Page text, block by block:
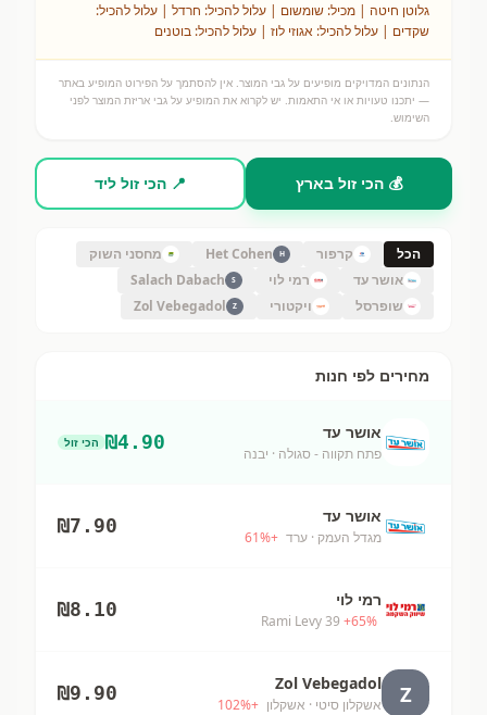
גלוטן חיטה | מכיל: שומשום | עלול להכיל: חרדל | עלול להכיל:
שקדים | עלול להכיל: אגוזי לוז | עלול להכיל: בוטנים
הנתונים המדויקים מופיעים על גבי המוצר. אין להסתמך על הפירוט המופיע באתר
— יתכנו טעויות או אי התאמות. יש לקרוא את המופיע על גבי אריזת המוצר לפני
השימוש.
💰 הכי זול בארץ 📍 הכי זול ליד
הכל קרפור H
Het Cohen
מחסני השוק
אושר עד
רמי לוי S
Salach Dabach
שופרסל
ויקטורי Z
Zol Vebegadol
מחירים לפי חנות
אושר עד
פתח תקווה - סגולה · יבנה
₪4.90 הכי זול
אושר עד
מגדל העמק · ערד +
61%
₪7.90
רמי לוי
Rami Levy 39 +65%
₪8.10
Z
Zol Vebegadol
אשקלון סיטי · אשקלון +
102%
₪9.90